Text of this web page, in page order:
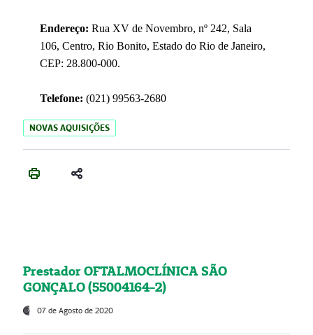
Endereço: Rua XV de Novembro, nº 242, Sala
106, Centro, Rio Bonito, Estado do Rio de Janeiro,
CEP: 28.800-000.
Telefone: (021) 99563-2680
NOVAS AQUISIÇÕES
Prestador OFTALMOCLÍNICA SÃO
GONÇALO (55004164-2)
07 de Agosto de 2020